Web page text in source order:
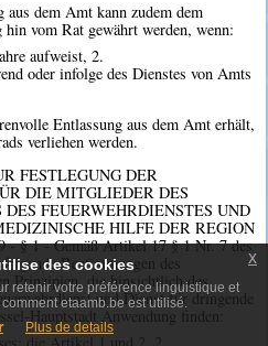
dem Amt kann zudem dem
vom Rat gewährt werden, wenn:
aufweist, 2.
oder infolge des Dienstes von Amts
Entlassung aus dem Amt erhält,
verliehen werden.
FESTLEGUNG DER
DIE MITGLIEDER DES
FEUERWEHRDIENSTES UND
HILFE DER REGION
§ 1 - Gemäß Artikel 17 § 1 Nr. 7 des
Bestimmungen des
Prinzipien, die hinsichtlich des
und Dienst für dringende
Hauptstadt Anwendung finden:
die Artikel 1 und 2, 2.
des cookies
retenir votre préférence linguistique et
etaamb.be est utilisé.
Plus de details
x